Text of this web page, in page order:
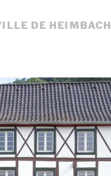
DE HEIMBACH